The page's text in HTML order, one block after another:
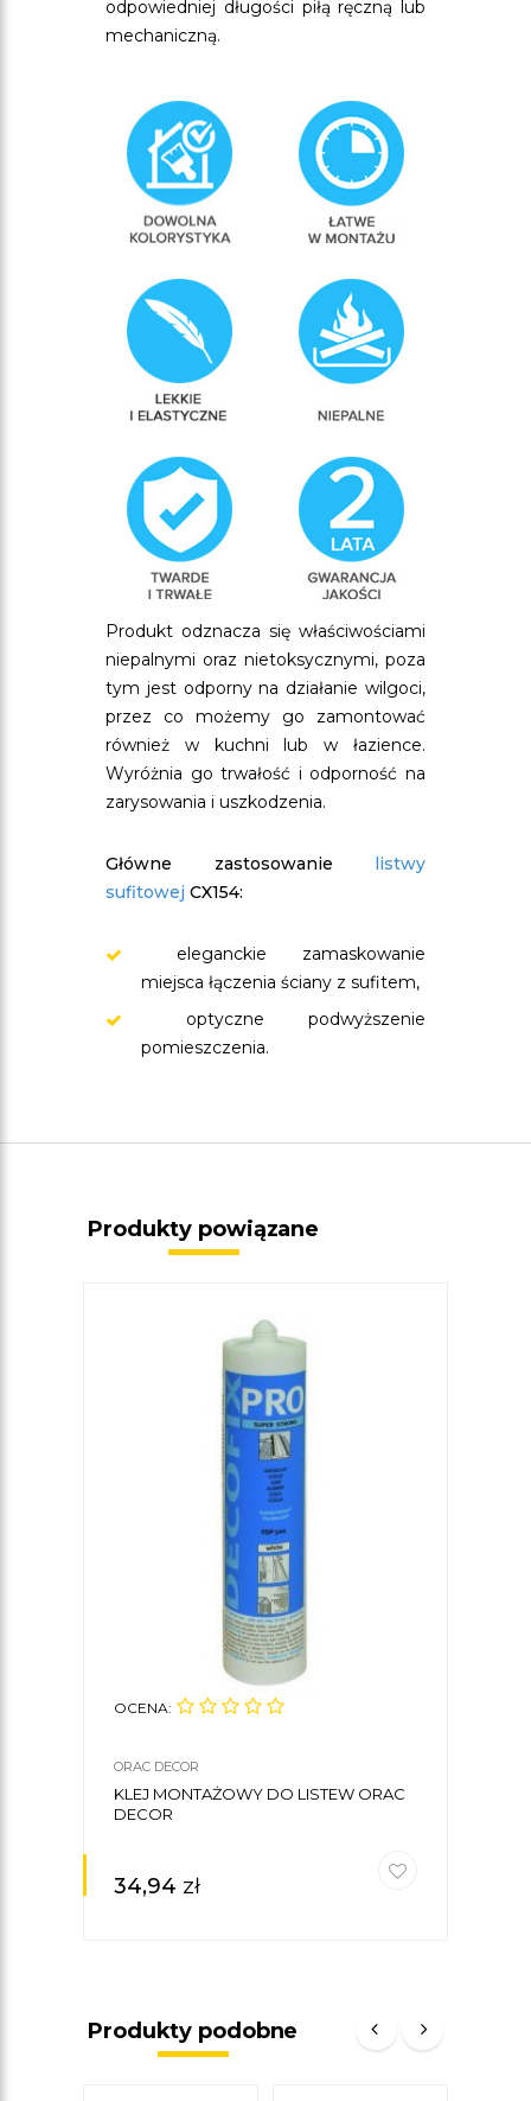
odpowiedniej długości piłą ręczną lub
mechaniczną.
Produkt odznacza się właściwościami
niepalnymi oraz nietoksycznymi, poza
tym jest odporny na działanie wilgoci,
przez co możemy go zamontować
również w kuchni lub w łazience.
Wyróżnia go trwałość i odporność na
zarysowania i uszkodzenia.
Główne zastosowanie listwy
sufitowej CX154:
eleganckie zamaskowanie
miejsca łączenia ściany z sufitem,
optyczne podwyższenie
pomieszczenia.
Produkty powiązane
OCENA:
ORAC DECOR
KLEJ MONTAŻOWY DO LISTEW ORAC
DECOR
34,94 zł
Produkty podobne